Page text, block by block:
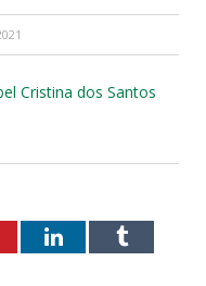
Cristina dos Santos
LinkedInTumblr